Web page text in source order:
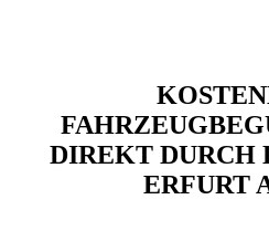
DIREKT DURCH
ERFURT